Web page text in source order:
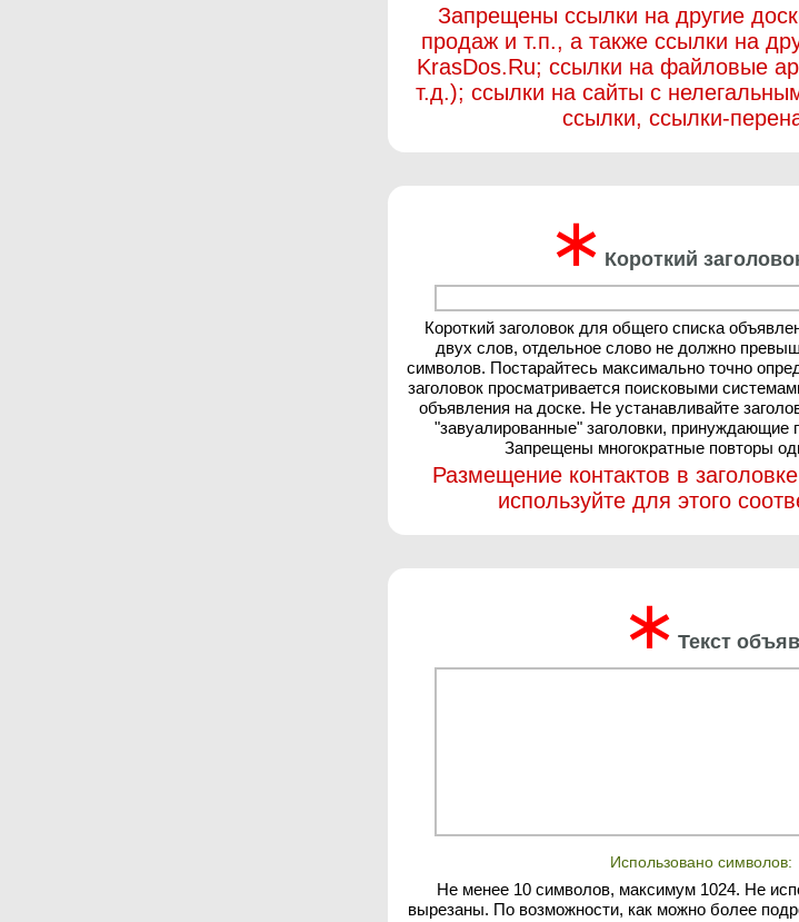
Запрещены ссылки на другие
продаж и т.п., а также ссылки на
KrasDos.Ru; ссылки на файловые
т.д.); ссылки на сайты с
ссылки, ссылки-
∗ Короткий
Короткий заголовок для общего списка
двух слов, отдельное слово не должно
символов. Постарайтесь максимально точно
заголовок просматривается поисковыми
объявления на доске. Не устанавливайте
"завуалированные" заголовки, принуждающие
Запрещены многократные повторы
Размещение контактов в
используйте для этого
∗ Текст
Использовано символов:
Не менее 10 символов, максимум 1024. Не
вырезаны. По возможности, как можно более